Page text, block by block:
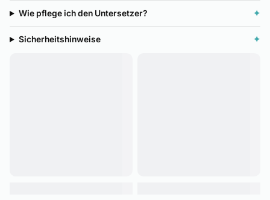
Wie pflege ich den Untersetzer? ✦
Sicherheitshinweise ✦